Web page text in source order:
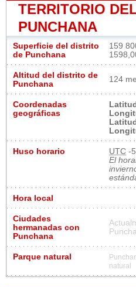
TERRITORIO
PUNCHANA
Superficie del distrito
de Punchana
159
Altitud del distrito de
Punchana
124
Coordenadas
geográficas
Huso horario UTC -
El
Hora local
Ciudades
hermanadas con
Punchana
Parque natural
natural